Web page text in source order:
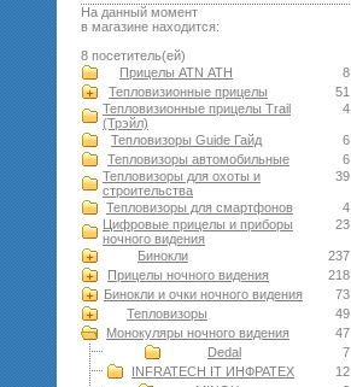
На данный момент
в магазине находится:
8 посетитель(ей)
8
Прицелы ATN АТН
51
Тепловизионные прицелы
4
Тепловизионные прицелы Trail
(Трэйл)
6
Тепловизоры Guide Гайд
6
Тепловизоры автомобильные
39
Тепловизоры для охоты и
строительства
4
Тепловизоры для смартфонов
23
Цифровые прицелы и приборы
ночного видения
237
Бинокли
218
Прицелы ночного видения
73
Бинокли и очки ночного видения
49
Тепловизоры
47
Монокуляры ночного видения
7
Dedal
12
INFRATECH IT ИНФРАТЕХ